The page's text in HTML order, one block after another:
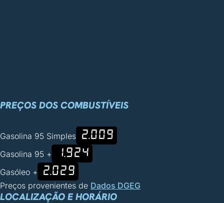
PREÇOS DOS COMBUSTÍVEIS
Gasolina 95 Simples 2.009
Gasolina 95 + 1.924
Gasóleo + 2.029
Preços provenientes de Dados DGEG
LOCALIZAÇÃO E HORÁRIO